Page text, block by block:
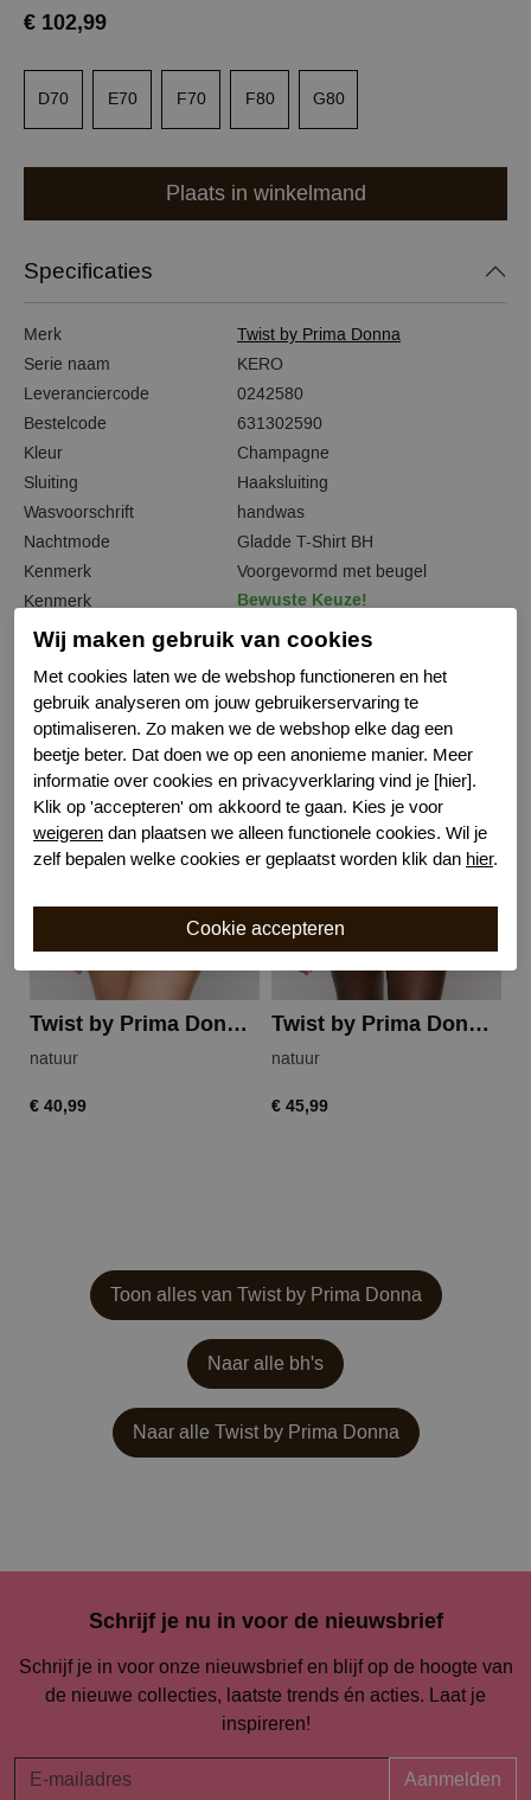
€ 102,99
D70 E70 F70 F80 G80
Plaats in winkelmand
Specificaties
Merk
Twist by Prima Donna
Serie naam
KERO
Leveranciercode
0242580
Bestelcode
631302590
Kleur
Champagne
Sluiting
Haaksluiting
Wasvoorschrift
handwas
Nachtmode
Gladde T-Shirt BH
Kenmerk
Voorgevormd met beugel
Kenmerk
Bewuste Keuze!
Gerelateerde producten
Twist by Prima Donna kero string
natuur
€ 40,99
Twist by Prima Donna kero hipster
natuur
€ 45,99
Toon alles van Twist by Prima Donna
Naar alle bh's
Naar alle Twist by Prima Donna
Schrijf je nu in voor de nieuwsbrief
Schrijf je in voor onze nieuwsbrief en blijf op de hoogte van
de nieuwe collecties, laatste trends én acties. Laat je
inspireren!
Aanmelden
Wij maken gebruik van cookies
Met cookies laten we de webshop functioneren en het
gebruik analyseren om jouw gebruikerservaring te
optimaliseren. Zo maken we de webshop elke dag een
beetje beter. Dat doen we op een anonieme manier. Meer
informatie over cookies en privacyverklaring vind je [hier].
Klik op 'accepteren' om akkoord te gaan. Kies je voor
weigeren dan plaatsen we alleen functionele cookies. Wil je
zelf bepalen welke cookies er geplaatst worden klik dan hier.